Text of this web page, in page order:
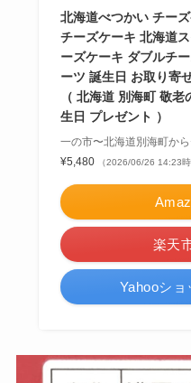
北海道べつかい チー
チーズケーキ 北海道
ーズケーキ ダブルチ
ーツ 誕生日 お取り寄
（ 北海道 別海町 敬
生日 プレゼント ）
一の市〜北海道別海町か
¥5,480
（2026/06/26 14:23
楽天
Yahooショ